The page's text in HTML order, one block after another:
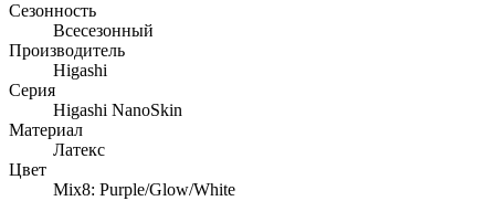
Сезонность
Всесезонный
Производитель
Higashi
Серия
Higashi NanoSkin
Материал
Латекс
Цвет
Mix8: Purple/Glow/White